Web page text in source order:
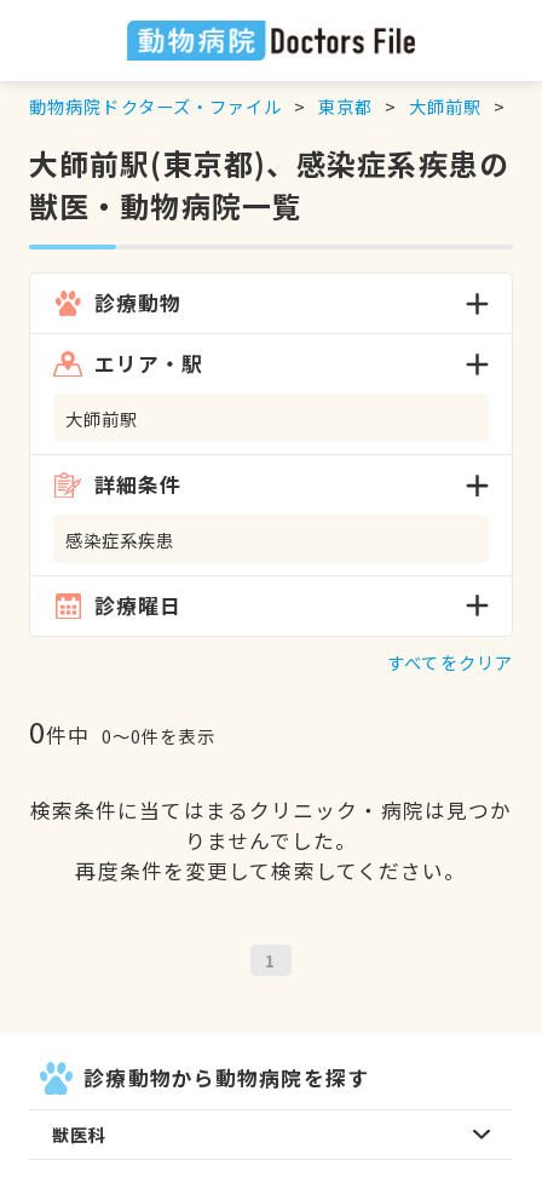
動物病院ドクターズ・ファイル 東京都 大師前駅
大師前駅(東京都)、感染症系疾患の
獣医・動物病院一覧
診療動物
エリア・駅
大師前駅
詳細条件
感染症系疾患
診療曜日
すべてをクリア
0件中 0〜0件を表示
検索条件に当てはまるクリニック・病院は見つか
りませんでした。
再度条件を変更して検索してください。
1
診療動物から動物病院を探す
獣医科